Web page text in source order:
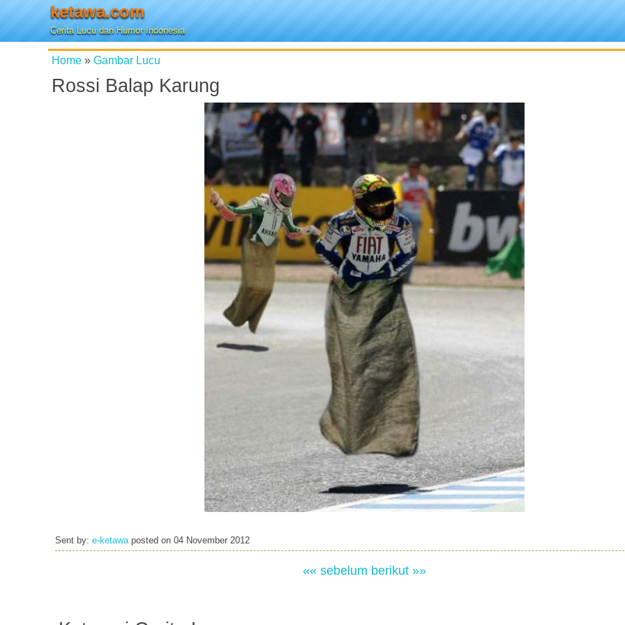
ketawa.com
Cerita Lucu dan Humor Indonesia
Home » Gambar Lucu
Rossi Balap Karung
Sent by: e-ketawaposted on 04 November 2012
«« sebelum berikut »»